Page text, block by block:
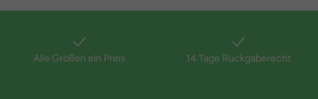
Alle Größen ein Preis 14 Tage Rückgaberecht